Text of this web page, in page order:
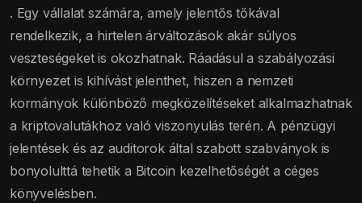
. Egy vállalat számára, amely jelentős tőkával
rendelkezik, a hirtelen árváltozások akár súlyos
veszteségeket is okozhatnak. Ráadásul a szabályozási
környezet is kihívást jelenthet, hiszen a nemzeti
kormányok különböző megközelítéseket alkalmazhatnak
a kriptovalutákhoz való viszonyulás terén. A pénzügyi
jelentések és az auditorok által szabott szabványok is
bonyolulttá tehetik a Bitcoin kezelhetőségét a céges
könyvelésben.